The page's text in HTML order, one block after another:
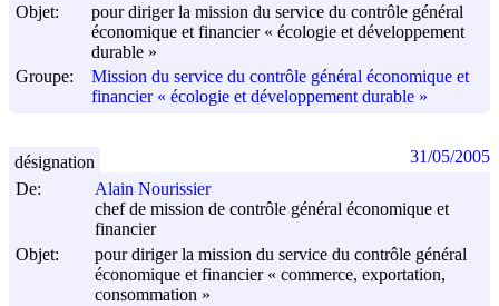
Objet:
pour diriger la mission du service du contrôle général
économique et financier « écologie et développement
durable »
Groupe:
Mission du service du contrôle général économique et
financier « écologie et développement durable »
De:
Alain Nourissier
chef de mission de contrôle général économique et
financier
Objet:
pour diriger la mission du service du contrôle général
économique et financier « commerce, exportation,
consommation »
désignation 31/05/2005